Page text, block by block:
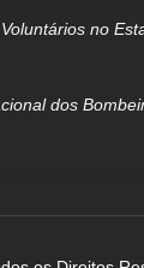
no
dos